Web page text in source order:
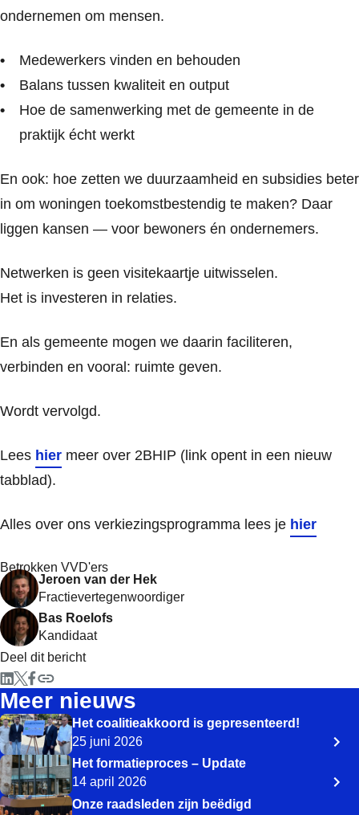
ondernemen om mensen.
Medewerkers vinden en behouden
Balans tussen kwaliteit en output
Hoe de samenwerking met de gemeente in de
praktijk écht werkt
En ook: hoe zetten we duurzaamheid en subsidies beter
in om woningen toekomstbestendig te maken? Daar
liggen kansen — voor bewoners én ondernemers.
Netwerken is geen visitekaartje uitwisselen.
Het is investeren in relaties.
En als gemeente mogen we daarin faciliteren,
verbinden en vooral: ruimte geven.
Wordt vervolgd.
Lees hier meer over 2BHIP (link opent in een nieuw
tabblad).
Alles over ons verkiezingsprogramma lees je hier
Betrokken VVD'ers
Jeroen van der Hek
Fractievertegenwoordiger
Bas Roelofs
Kandidaat
Deel dit bericht
Meer nieuws
Het coalitieakkoord is gepresenteerd!
25 juni 2026
Het formatieproces – Update
14 april 2026
Onze raadsleden zijn beëdigd